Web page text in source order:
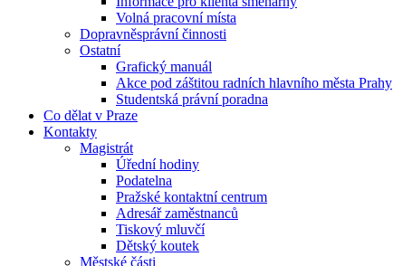
Volná pracovní místa
Dopravněsprávní činnosti
Ostatní
Grafický manuál
Akce pod záštitou radních hlavního města Prahy
Studentská právní poradna
Co dělat v Praze
Kontakty
Magistrát
Úřední hodiny
Podatelna
Pražské kontaktní centrum
Adresář zaměstnanců
Tiskový mluvčí
Dětský koutek
Městské části